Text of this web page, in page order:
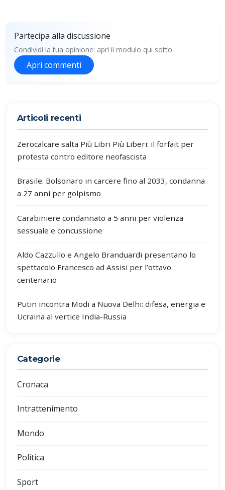
Partecipa alla discussione
Condividi la tua opinione: apri il modulo qui sotto.
Apri commenti
Articoli recenti
Zerocalcare salta Più Libri Più Liberi: il forfait per
protesta contro editore neofascista
Brasile: Bolsonaro in carcere fino al 2033, condanna
a 27 anni per golpismo
Carabiniere condannato a 5 anni per violenza
sessuale e concussione
Aldo Cazzullo e Angelo Branduardi presentano lo
spettacolo Francesco ad Assisi per l’ottavo
centenario
Putin incontra Modi a Nuova Delhi: difesa, energia e
Ucraina al vertice India-Russia
Categorie
Cronaca
Intrattenimento
Mondo
Politica
Sport